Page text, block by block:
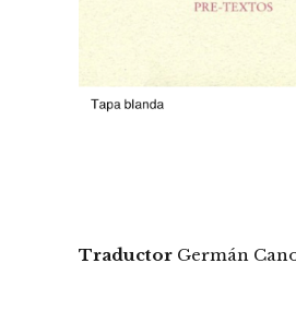
Traductor Germán